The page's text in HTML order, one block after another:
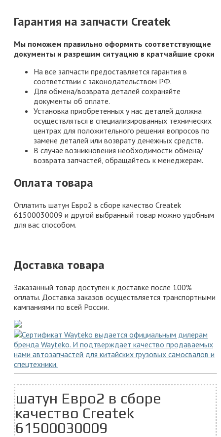
Гарантия на запчасти Createk
Мы поможем правильно оформить соответствующие
документы и разрешим ситуацию в кратчайшие сроки
На все запчасти предоставляется гарантия в
соответствии с законодательством РФ.
Для обмена/возврата деталей сохраняйте
документы об оплате.
Установка приобретенных у нас деталей должна
осуществляться в специализированных технических
центрах для положительного решения вопросов по
замене деталей или возврату денежных средств.
В случае возникновения необходимости обмена/
возврата запчастей, обращайтесь к менеджерам.
Оплата товара
Оплатить шатун Евро2 в сборе качество Createk
61500030009 и другой выбранный товар можно удобным
для вас способом.
Доставка товара
Заказанный товар доступен к доставке после 100%
оплаты. Доставка заказов осуществляется транспортными
кампаниями по всей России.
шатун Евро2 в сборе
качество Createk
61500030009